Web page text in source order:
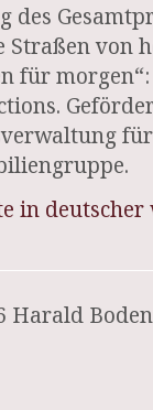
des
Straßen von
für
in deutscher
Harald